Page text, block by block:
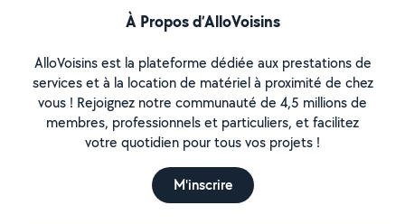
À Propos d’AlloVoisins
AlloVoisins est la plateforme dédiée aux prestations de
services et à la location de matériel à proximité de chez
vous ! Rejoignez notre communauté de 4,5 millions de
membres, professionnels et particuliers, et facilitez
votre quotidien pour tous vos projets !
M'inscrire